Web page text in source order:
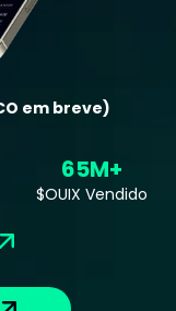
em breve)
65M+
$OUIX Vendido